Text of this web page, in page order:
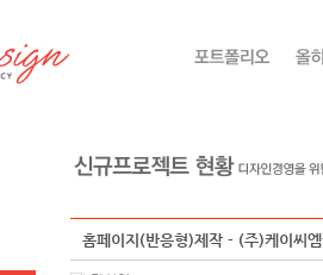
홈페이지(반응형)제작 - (주)케이씨